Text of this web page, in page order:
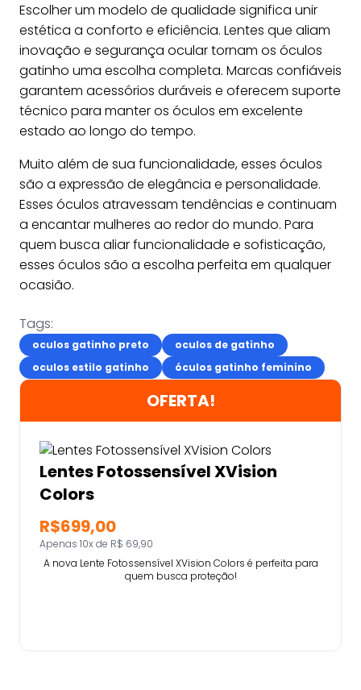
Escolher um modelo de qualidade significa unir
estética a conforto e eficiência. Lentes que aliam
inovação e segurança ocular tornam os óculos
gatinho uma escolha completa. Marcas confiáveis
garantem acessórios duráveis e oferecem suporte
técnico para manter os óculos em excelente
estado ao longo do tempo.
Muito além de sua funcionalidade, esses óculos
são a expressão de elegância e personalidade.
Esses óculos atravessam tendências e continuam
a encantar mulheres ao redor do mundo. Para
quem busca aliar funcionalidade e sofisticação,
esses óculos são a escolha perfeita em qualquer
ocasião.
Tags:
oculos gatinho preto
oculos de gatinho
oculos estilo gatinho
óculos gatinho feminino
OFERTA!
Lentes Fotossensível XVision
Colors
R$699,00
Apenas 10x de R$ 69,90
A nova Lente Fotossensível XVision Colors é perfeita para
quem busca proteção!